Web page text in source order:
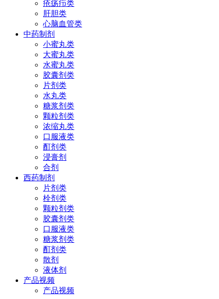
疮疡疖类
肝胆类
心脑血管类
中药制剂
小蜜丸类
大蜜丸类
水蜜丸类
胶囊剂类
片剂类
水丸类
糖浆剂类
颗粒剂类
浓缩丸类
口服液类
酊剂类
浸膏剂
合剂
西药制剂
片剂类
栓剂类
颗粒剂类
胶囊剂类
口服液类
糖浆剂类
酊剂类
散剂
液体剂
产品视频
产品视频